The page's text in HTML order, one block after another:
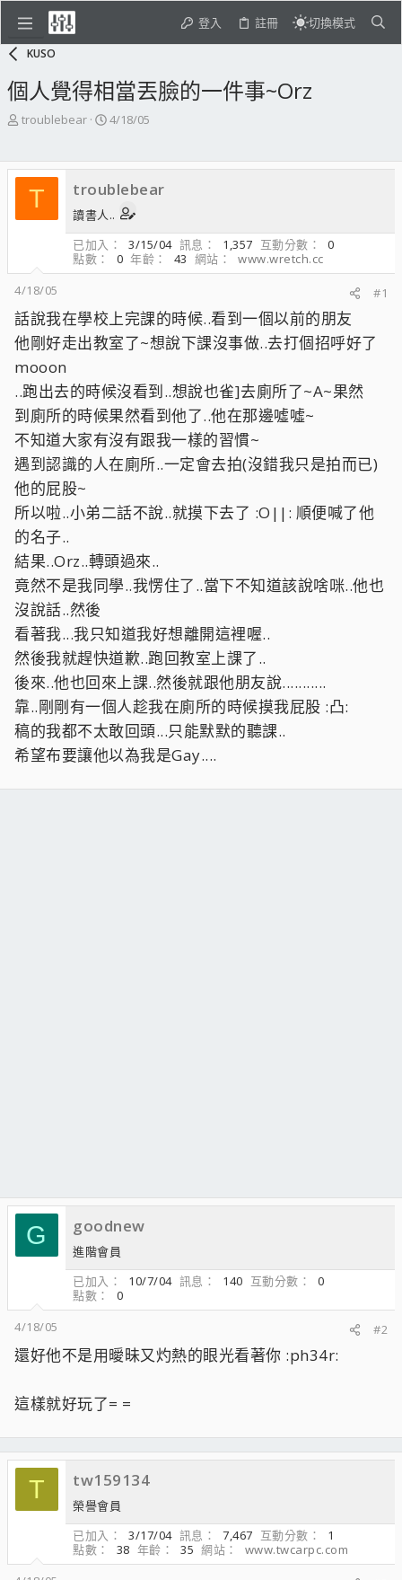
登入 註冊 切換模式
KUSO
個人覺得相當丟臉的一件事~Orz
主
起
人
troublebear
開
期
4/18/05
T troublebear
讀書人..
已加入
3/15/04 訊息 1,357 互動分數
0
點數
0 年齡 43 網站
www.wretch.cc
4/18/05
#1
話說我在學校上完課的時候..看到一個以前的朋友
他剛好走出教室了~想說下課沒事做..去打個招呼好了
mooon
..跑出去的時候沒看到..想說也雀]去廁所了~A~果然
到廁所的時候果然看到他了..他在那邊噓噓~
不知道大家有沒有跟我一樣的習慣~
遇到認識的人在廁所..一定會去拍(沒錯我只是拍而已)
他的屁股~
所以啦..小弟二話不說..就摸下去了 :O||: 順便喊了他
的名子..
結果..Orz..轉頭過來..
竟然不是我同學..我愣住了..當下不知道該說啥咪..他也
沒說話..然後
看著我...我只知道我好想離開這裡喔..
然後我就趕快道歉..跑回教室上課了..
後來..他也回來上課..然後就跟他朋友說...........
靠..剛剛有一個人趁我在廁所的時候摸我屁股 :凸:
稿的我都不太敢回頭...只能默默的聽課..
希望布要讓他以為我是Gay....
G goodnew
進階會員
已加入
10/7/04 訊息 140 互動分數
0
點數
0
4/18/05
#2
還好他不是用曖昧又灼熱的眼光看著你 :ph34r:
這樣就好玩了= =
T tw159134
榮譽會員
已加入
3/17/04 訊息 7,467 互動分數
1
點數
38 年齡 35 網站
www.twcarpc.com